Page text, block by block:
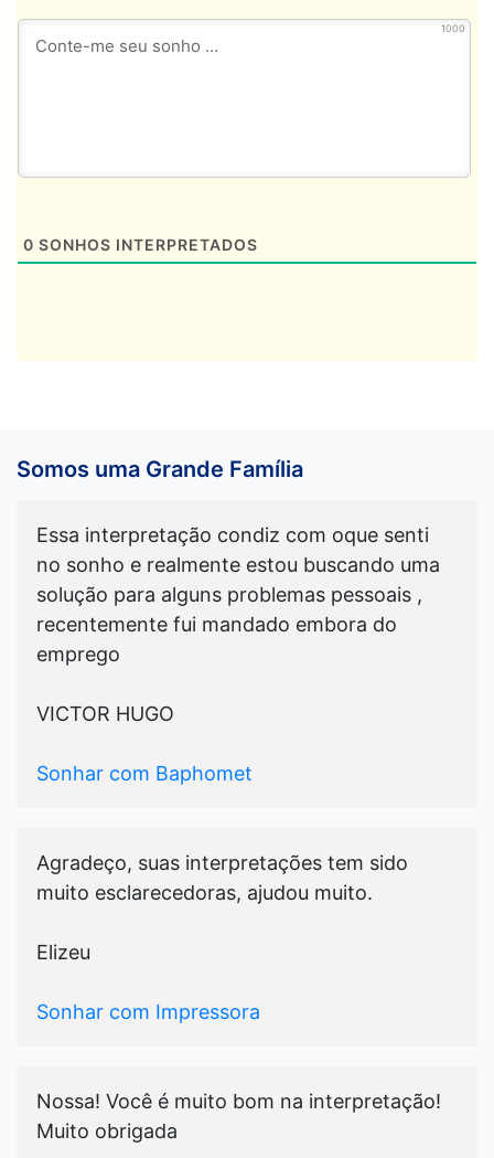
1000
0 SONHOS INTERPRETADOS
Somos uma Grande Família
Essa interpretação condiz com oque senti
no sonho e realmente estou buscando uma
solução para alguns problemas pessoais ,
recentemente fui mandado embora do
emprego
VICTOR HUGO
Sonhar com Baphomet
Agradeço, suas interpretações tem sido
muito esclarecedoras, ajudou muito.
Elizeu
Sonhar com Impressora
Nossa! Você é muito bom na interpretação!
Muito obrigada